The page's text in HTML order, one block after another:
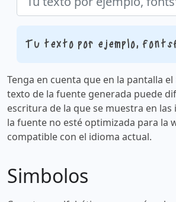
Tu texto por ejemplo,
Tenga en cuenta que en la pantalla
texto de la fuente generada puede
escritura de la que se muestra en las
la fuente no esté optimizada para la
compatible con el idioma actual.
Simbolos